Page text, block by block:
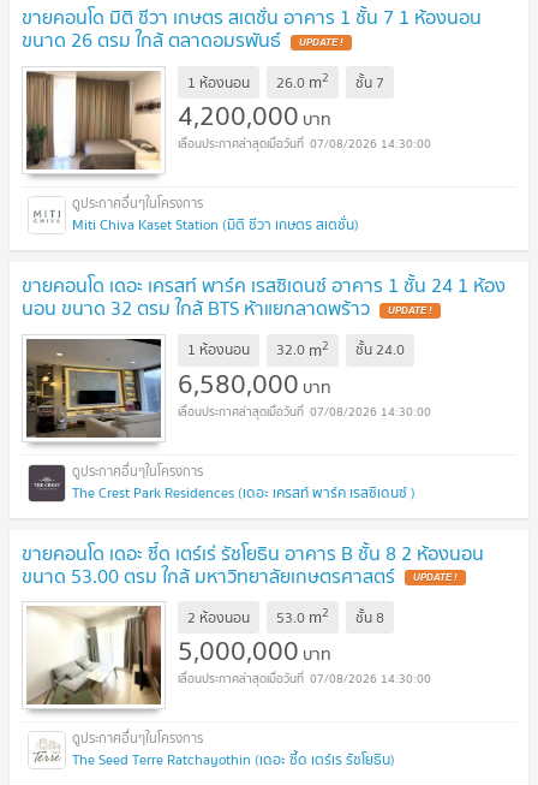
ขายคอนโด มิติ ชีวา เกษตร สเตชั่น อาคาร 1 ชั้น 7 1 ห้องนอน
ขนาด 26 ตรม ใกล้ ตลาดอมรพันธ์
1 ห้องนอน 26.0 m2 ชั้น 7
4,200,000 บาท
07/08/2026 14:30:00
Miti Chiva Kaset Station (มิติ ชีวา เกษตร สเตชั่น)
ขายคอนโด เดอะ เครสท์ พาร์ค เรสซิเดนซ์ อาคาร 1 ชั้น 24 1 ห้อง
นอน ขนาด 32 ตรม ใกล้ BTS ห้าแยกลาดพร้าว
1 ห้องนอน 32.0 m2 ชั้น24.0
6,580,000 บาท
07/08/2026 14:30:00
The Crest Park Residences (เดอะ เครสท์ พาร์ค เรสซิเดนซ์ )
ขายคอนโด เดอะ ซี้ด เตร์เร่ รัชโยธิน อาคาร B ชั้น 8 2 ห้องนอน
ขนาด 53.00 ตรม ใกล้ มหาวิทยาลัยเกษตรศาสตร์
2 ห้องนอน 53.0 m2 ชั้น8
5,000,000 บาท
07/08/2026 14:30:00
The Seed Terre Ratchayothin (เดอะ ซี้ด เตร์เร รัชโยธิน)